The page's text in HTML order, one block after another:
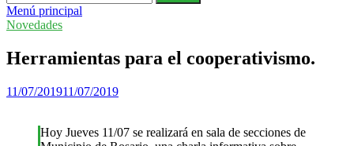
Menú principal
Novedades
Herramientas para el cooperativismo.
11/07/201911/07/2019
Hoy Jueves 11/07 se realizará en sala de secciones de